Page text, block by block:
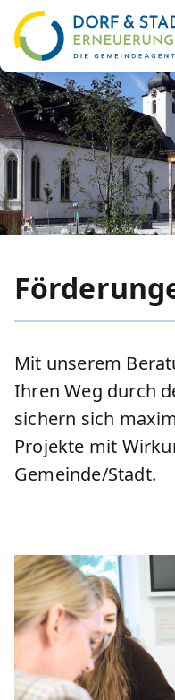
Navigation
Mit unserem
Ihren Weg durch
sichern sich
Projekte mit
Gemeinde/Stadt.